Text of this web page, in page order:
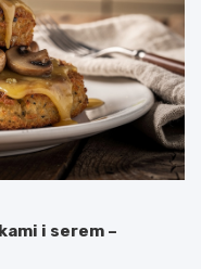
i serem –